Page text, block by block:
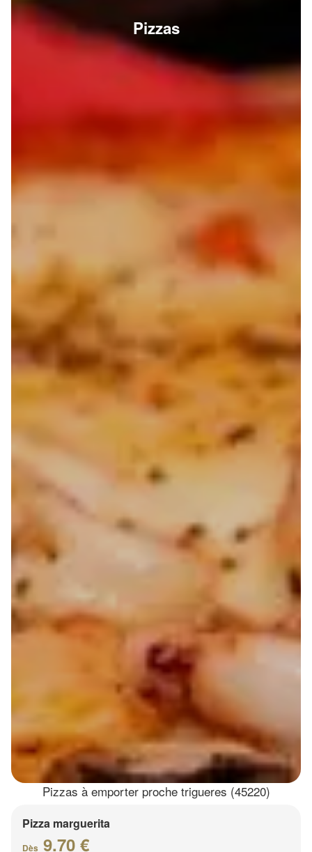
Pizzas
Pizzas à emporter proche trigueres (45220)
Pizza marguerita
Dès 9.70 €